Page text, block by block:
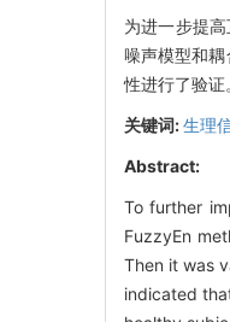
为进一步提
噪声模型和
性进行了验证
关键词:生理
Abstract:
To further
FuzzyEn
Then it was
indicated